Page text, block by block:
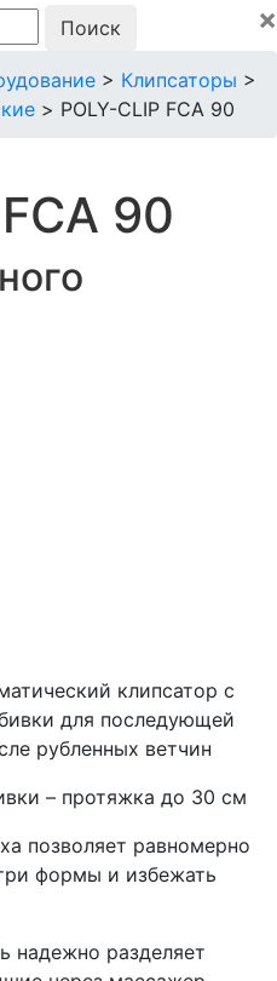
×
> Клипсаторы >
> POLY-CLIP FCA 90
90
клипсатор с
для последующей
рубленных ветчин
– протяжка до 30 см
позволяет равномерно
формы и избежать
надежно разделяет